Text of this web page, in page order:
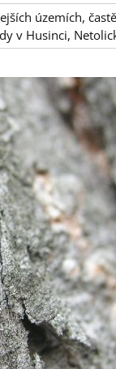
územích,
v Husinci,